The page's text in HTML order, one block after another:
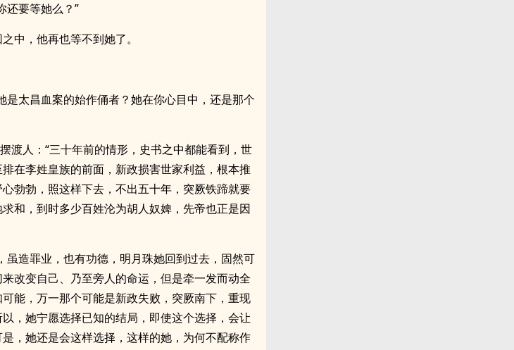
还要等她么？”
中，他再也等不到她了。
是太昌血案的始作俑者？她在你心目中，还是那个
渡人：“三十年前的情形，史书之中都能看到，世
在李姓皇族的前面，新政损害世家利益，根本推
勃勃，照这样下去，不出五十年，突厥铁蹄就要
和，到时多少百姓沦为胡人奴婢，先帝也正是因
虽造罪业，也有功德，明月珠她回到过去，固然可
改变自己、乃至旁人的命运，但是牵一发而动全
能，万一那个可能是新政失败，突厥南下，重现
，她宁愿选择已知的结局，即使这个选择，会让
，她还是会这样选择，这样的她，为何不配称作